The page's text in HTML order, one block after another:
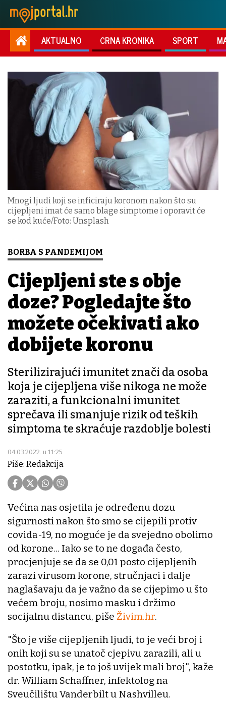
AKTUALNO CRNA KRONIKA SPORT
Mnogi ljudi koji se inficiraju koronom nakon što su
cijepljeni imat će samo blage simptome i oporavit će
se kod kuće/Foto: Unsplash
BORBA S PANDEMIJOM
Cijepljeni ste s obje
doze? Pogledajte što
možete očekivati ako
dobijete koronu
Sterilizirajući imunitet znači da osoba
koja je cijepljena više nikoga ne može
zaraziti, a funkcionalni imunitet
sprečava ili smanjuje rizik od teških
simptoma te skraćuje razdoblje bolesti
04.03.2022. u 11:25
Piše: Redakcija
Većina nas osjetila je određenu dozu
sigurnosti nakon što smo se cijepili protiv
covida-19, no moguće je da svejedno obolimo
od korone... Iako se to ne događa često,
procjenjuje se da se 0,01 posto cijepljenih
zarazi virusom korone, stručnjaci i dalje
naglašavaju da je važno da se cijepimo u što
većem broju, nosimo masku i držimo
socijalnu distancu, piše Živim.hr.
"Što je više cijepljenih ljudi, to je veći broj i
onih koji su se unatoč cjepivu zarazili, ali u
postotku, ipak, je to još uvijek mali broj", kaže
dr. William Schaffner, infektolog na
Sveučilištu Vanderbilt u Nashvilleu.